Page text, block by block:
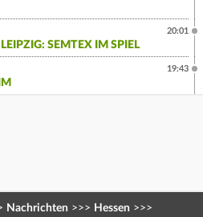
SEMTEX IM SPIEL
20:01
19:43
Nachrichten >>> Hessen >>>